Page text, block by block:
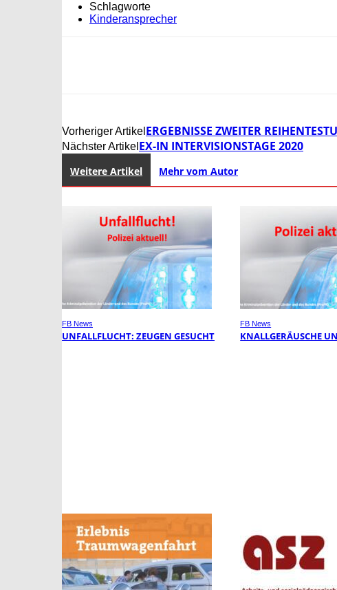
Schlagworte
Kinderansprecher
Vorheriger Artikel ERGEBNISSE ZWEITER
Nächster Artikel EX-IN INTERVISIONSTAGE 2020
Weitere Artikel Mehr vom Autor
FB News
UNFALLFLUCHT: ZEUGEN GESUCHT
FB News
KNALLGERÄUSCHE